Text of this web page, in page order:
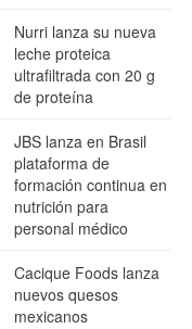
Nurri lanza su nueva
leche proteica
ultrafiltrada con 20 g
de proteína
JBS lanza en Brasil
plataforma de
formación continua en
nutrición para
personal médico
Cacique Foods lanza
nuevos quesos
mexicanos